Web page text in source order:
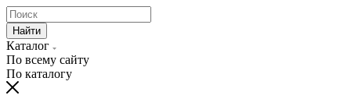
Найти
Каталог
По всему сайту
По каталогу